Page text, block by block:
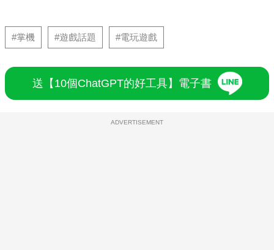
#掌機 #遊戲話題 #電玩遊戲
送【10個ChatGPT的好工具】電子書
ADVERTISEMENT